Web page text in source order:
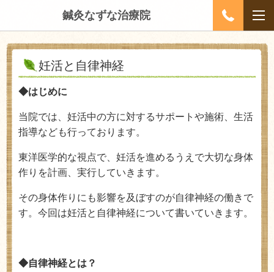
鍼灸なずな治療院
妊活と自律神経
◆はじめに
当院では、妊活中の方に対するサポートや施術、生活
指導なども行っております。
東洋医学的な視点で、妊活を進めるうえで大切な身体
作りを計画、実行していきます。
その身体作りにも影響を及ぼすのが自律神経の働きで
す。今回は妊活と自律神経について書いていきます。
◆自律神経とは？